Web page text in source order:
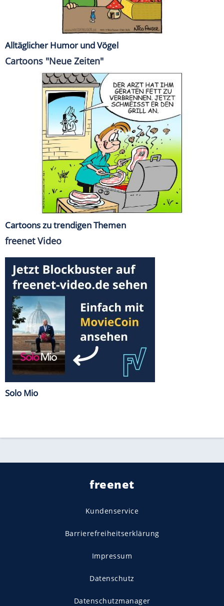
Alltäglicher Humor und Vögel
Cartoons "Neue Zeiten"
Cartoons zu trendigen Themen
freenet Video
Solo Mio
freenet
Kundenservice
Barrierefreiheitserklärung
Impressum
Datenschutz
Datenschutzmanager